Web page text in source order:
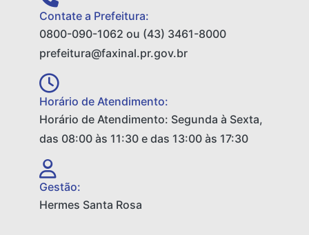
Contate a Prefeitura:
0800-090-1062 ou (43) 3461-8000
prefeitura@faxinal.pr.gov.br
Horário de Atendimento:
Horário de Atendimento: Segunda à Sexta,
das 08:00 às 11:30 e das 13:00 às 17:30
Gestão:
Hermes Santa Rosa